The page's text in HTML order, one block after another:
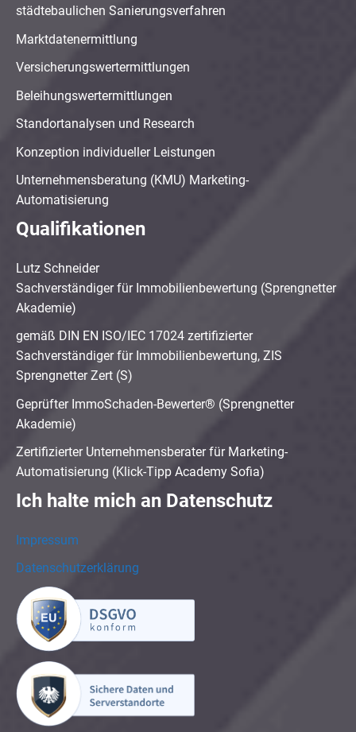
städtebaulichen Sanierungsverfahren
Marktdatenermittlung
Versicherungswertermittlungen
Beleihungswertermittlungen
Standortanalysen und Research
Konzeption individueller Leistungen
Unternehmensberatung (KMU) Marketing-
Automatisierung
Qualifikationen
Lutz Schneider
Sachverständiger für Immobilienbewertung (Sprengnetter
Akademie)
gemäß DIN EN ISO/IEC 17024 zertifizierter
Sachverständiger für Immobilienbewertung, ZIS
Sprengnetter Zert (S)
Geprüfter ImmoSchaden-Bewerter® (Sprengnetter
Akademie)
Zertifizierter Unternehmensberater für Marketing-
Automatisierung (Klick-Tipp Academy Sofia)
Ich halte mich an Datenschutz
Impressum
Datenschutzerklärung